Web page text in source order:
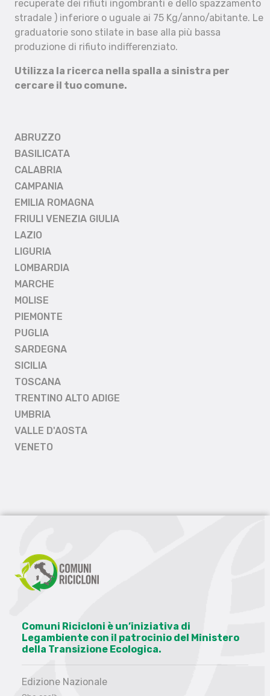
recuperate dei rifiuti ingombranti e dello spazzamento
stradale ) inferiore o uguale ai 75 Kg/anno/abitante. Le
graduatorie sono stilate in base alla più bassa
produzione di rifiuto indifferenziato.
Utilizza la ricerca nella spalla a sinistra per
cercare il tuo comune.
ABRUZZO
BASILICATA
CALABRIA
CAMPANIA
EMILIA ROMAGNA
FRIULI VENEZIA GIULIA
LAZIO
LIGURIA
LOMBARDIA
MARCHE
MOLISE
PIEMONTE
PUGLIA
SARDEGNA
SICILIA
TOSCANA
TRENTINO ALTO ADIGE
UMBRIA
VALLE D'AOSTA
VENETO
Comuni Ricicloni è un’iniziativa di
Legambiente con il patrocinio del Ministero
della Transizione Ecologica.
Edizione Nazionale